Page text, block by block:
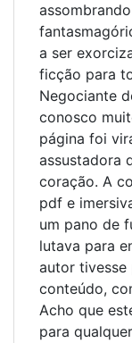
a ser
ficção para
Negociante
conosco
página foi
assustadora
coração. A
pdf e
um pano de
lutava para
autor
conteúdo,
Acho que
para